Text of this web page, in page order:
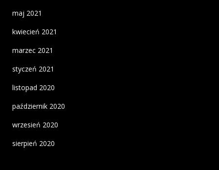
maj 2021
kwiecień 2021
marzec 2021
styczeń 2021
listopad 2020
październik 2020
wrzesień 2020
sierpień 2020